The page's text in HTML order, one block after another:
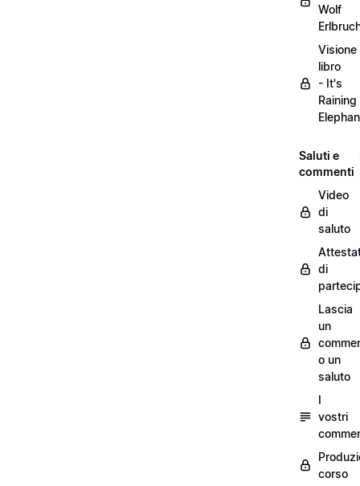
Wolf
Visione
libro
- It's
Raining
Saluti e
commenti
Video
di
saluto
di
Lascia
un
o un
saluto
I
vostri
corso